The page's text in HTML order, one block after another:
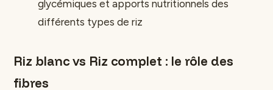
glycémiques et apports nutritionnels des
différents types de riz
Riz blanc vs Riz complet : le rôle des
fibres